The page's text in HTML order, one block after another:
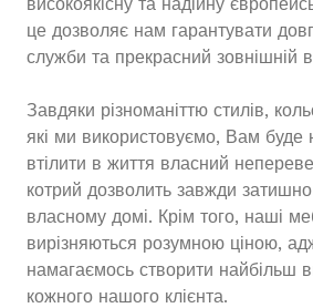
це дозволяє нам гарантувати
служби та прекрасний зовнішній
Завдяки різноманіттю стилів,
які ми використовуємо, Вам буде
втілити в життя власний
котрий дозволить завжди
власному домі. Крім того, наші
вирізняються розумною ціною,
намагаємось створити найбільш
кожного нашого клієнта.